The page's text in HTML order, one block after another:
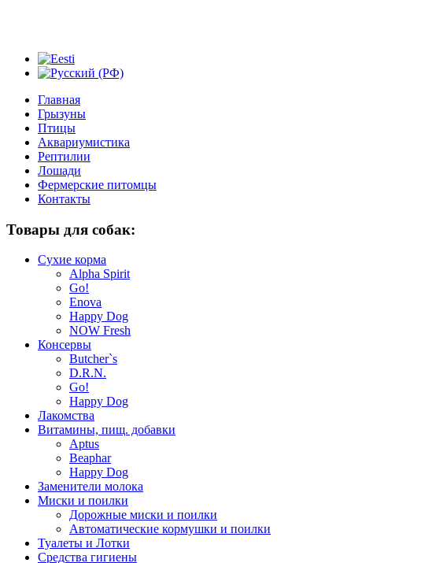
Главная
Грызуны
Птицы
Аквариумистика
Рептилии
Лошади
Фермерские питомцы
Контакты
Товары для собак:
Сухие корма
Alpha Spirit
Go!
Enova
Happy Dog
NOW Fresh
Консервы
Butcher`s
D.R.N.
Go!
Happy Dog
Лакомства
Витамины, пищ. добавки
Aptus
Beaphar
Happy Dog
Заменители молока
Миски и поилки
Дорожные миски и поилки
Автоматические кормушки и поилки
Туалеты и Лотки
Средства гигиены